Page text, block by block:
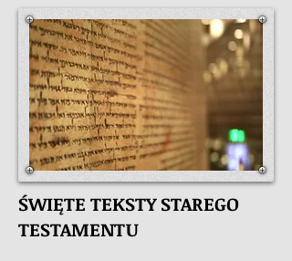
ŚWIĘTE TEKSTY STAREGO
TESTAMENTU